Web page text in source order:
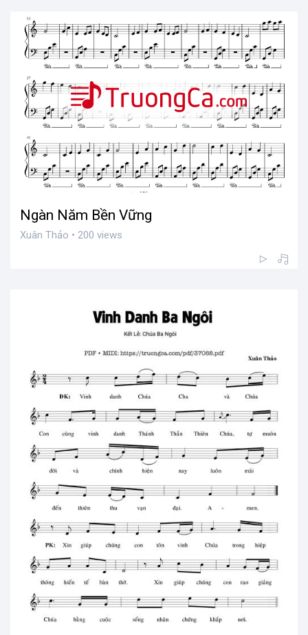
Ngàn Năm Bền Vững
Xuân Thảo • 200 views